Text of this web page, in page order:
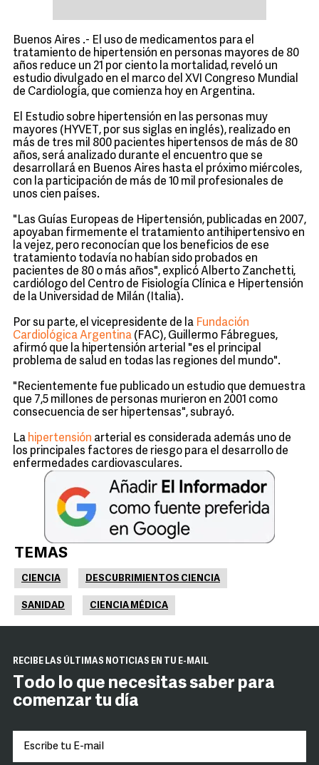
Buenos Aires .- El uso de medicamentos para el
tratamiento de hipertensión en personas mayores de 80
años reduce un 21 por ciento la mortalidad, reveló un
estudio divulgado en el marco del XVI Congreso Mundial
de Cardiología, que comienza hoy en Argentina.
El Estudio sobre hipertensión en las personas muy
mayores (HYVET, por sus siglas en inglés), realizado en
más de tres mil 800 pacientes hipertensos de más de 80
años, será analizado durante el encuentro que se
desarrollará en Buenos Aires hasta el próximo miércoles,
con la participación de más de 10 mil profesionales de
unos cien países.
"Las Guías Europeas de Hipertensión, publicadas en 2007,
apoyaban firmemente el tratamiento antihipertensivo en
la vejez, pero reconocían que los beneficios de ese
tratamiento todavía no habían sido probados en
pacientes de 80 o más años", explicó Alberto Zanchetti,
cardiólogo del Centro de Fisiología Clínica e Hipertensión
de la Universidad de Milán (Italia).
Por su parte, el vicepresidente de la Fundación
Cardiológica Argentina (FAC), Guillermo Fábregues,
afirmó que la hipertensión arterial "es el principal
problema de salud en todas las regiones del mundo".
"Recientemente fue publicado un estudio que demuestra
que 7,5 millones de personas murieron en 2001 como
consecuencia de ser hipertensas", subrayó.
La hipertensión arterial es considerada además uno de
los principales factores de riesgo para el desarrollo de
enfermedades cardiovasculares.
TEMAS
CIENCIA DESCUBRIMIENTOS CIENCIA
SANIDAD CIENCIA MÉDICA
RECIBE LAS ÚLTIMAS NOTICIAS EN TU E-MAIL
Todo lo que necesitas saber para
comenzar tu día